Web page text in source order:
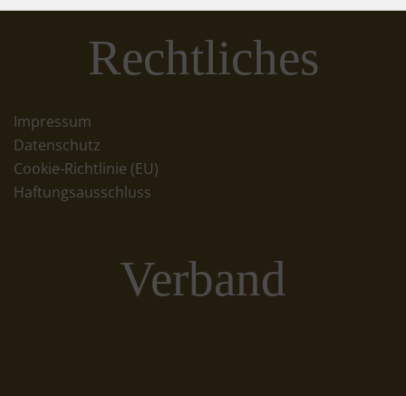
Rechtliches
Impressum
Datenschutz
Cookie-Richtlinie (EU)
Haftungsausschluss
Verband